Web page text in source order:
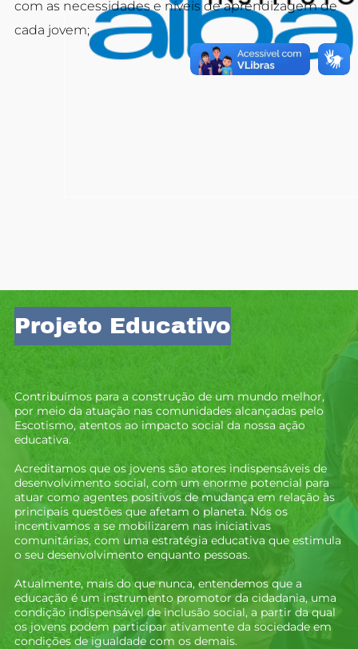
com as necessidades e níveis de aprendizagem de
cada jovem;
Projeto Educativo
Contribuímos para a construção de um mundo melhor,
por meio da atuação nas comunidades alcançadas pelo
Escotismo, atentos ao impacto social da nossa ação
educativa.
Acreditamos que os jovens são atores indispensáveis de
desenvolvimento social, com um enorme potencial para
atuar como agentes positivos de mudança em relação às
principais questões que afetam o planeta. Nós os
incentivamos a se mobilizarem nas iniciativas
comunitárias, com uma estratégia educativa que estimula
o seu desenvolvimento enquanto pessoas.
Atualmente, mais do que nunca, entendemos que a
educação é um instrumento promotor da cidadania, uma
condição indispensável de inclusão social, a partir da qual
os jovens podem participar ativamente da sociedade em
condições de igualdade com os demais.